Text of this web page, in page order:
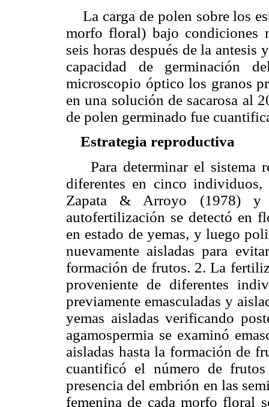
La carga de polen sobre los
morfo floral) bajo condiciones
seis horas después de la
capacidad de germinación
microscopio óptico los granos
en una solución de sacarosa al
de polen germinado fue
Estrategia reproductiva
Para determinar el sistema
diferentes en cinco
Zapata & Arroyo (1978)
autofertilización se detectó en
en estado de yemas, y luego
nuevamente aisladas para
formación de frutos. 2. La
proveniente de diferentes
previamente emasculadas y
yemas aisladas verificando
agamospermia se examinó
aisladas hasta la formación de
cuantificó el número de
presencia del embrión en las
femenina de cada morfo floral